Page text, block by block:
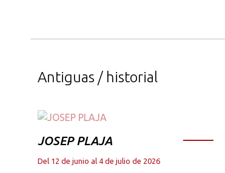
Antiguas / historial
JOSEP PLAJA
Del 12 de junio al 4 de julio de 2026